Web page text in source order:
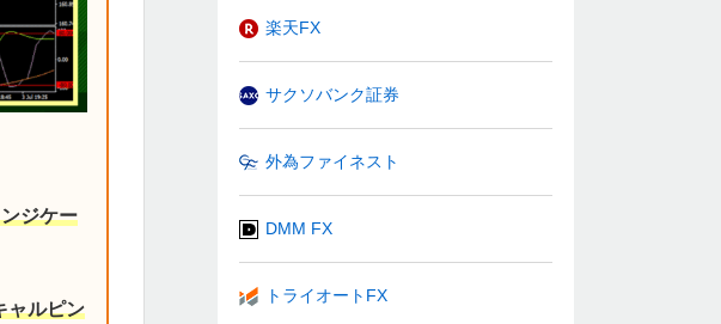
ジケー
ャルピン
楽天FX
サクソバンク証券
外為ファイネスト
DMM FX
トライオートFX